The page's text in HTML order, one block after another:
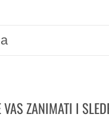
VAS ZANIMATI I